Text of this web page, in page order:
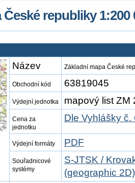
republiky 1:200
Název Základní mapa České
Obchodní kód 63819045
Výdejní jednotka mapový list ZM
Cena za
jednotku
Dle Vyhlášky
Výdejní formáty PDF
Souřadnicové
systémy
S-JTSK /
(geographic 2D)